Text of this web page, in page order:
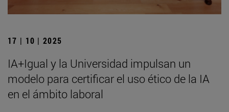
17 | 10 | 2025
IA+Igual y la Universidad impulsan un
modelo para certificar el uso ético de la IA
en el ámbito laboral